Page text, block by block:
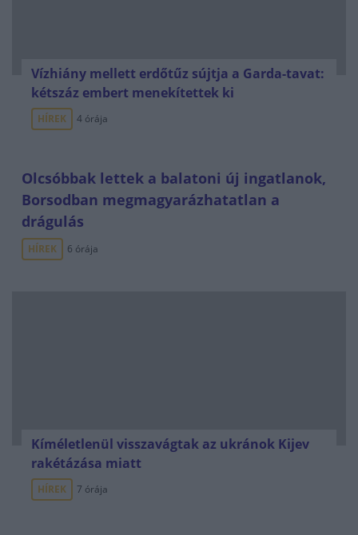
Vízhiány mellett erdőtűz sújtja a Garda-tavat:
kétszáz embert menekítettek ki
HÍREK 4 órája
Olcsóbbak lettek a balatoni új ingatlanok,
Borsodban megmagyarázhatatlan a
drágulás
HÍREK 6 órája
Kíméletlenül visszavágtak az ukránok Kijev
rakétázása miatt
HÍREK 7 órája